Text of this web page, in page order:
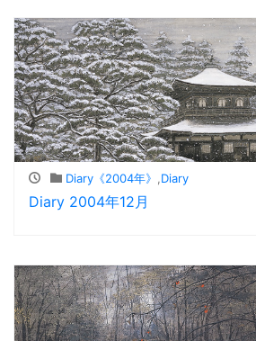
Diary《2004年》 Diary
Diary 2004年12月